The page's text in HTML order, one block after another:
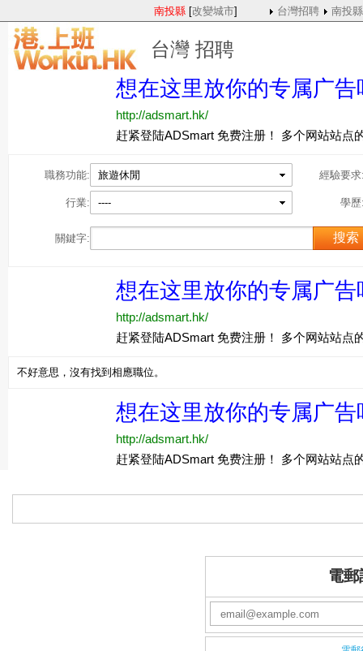
南投縣 [改變城市] 台灣招聘 南投
台灣 招聘
職務功能: 旅遊休閒 經驗要
行業: ---- 學
關鍵字:
不好意思，沒有找到相應職位。
電